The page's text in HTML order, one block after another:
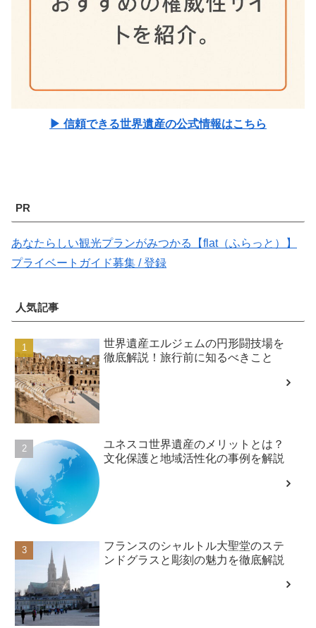
▶ 信頼できる世界遺産の公式情報はこちら
PR
あなたらしい観光プランがみつかる【flat（ふらっと）】
プライベートガイド募集 / 登録
人気記事
世界遺産エルジェムの円形闘技場を
徹底解説！旅行前に知るべきこと
ユネスコ世界遺産のメリットとは？
文化保護と地域活性化の事例を解説
フランスのシャルトル大聖堂のステ
ンドグラスと彫刻の魅力を徹底解説